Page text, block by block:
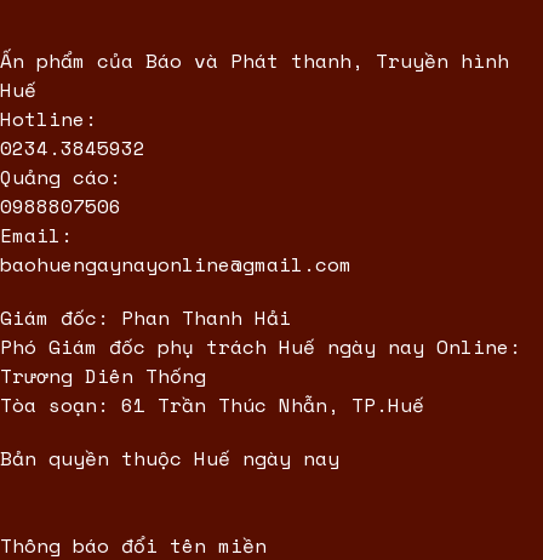
Ấn phẩm của Báo và Phát thanh, Truyền hình
Huế
Hotline:
0234.3845932
Quảng cáo:
0988807506
Email:
baohuengaynayonline@gmail.com
Giám đốc: Phan Thanh Hải
Phó Giám đốc phụ trách Huế ngày nay Online:
Trương Diên Thống
Tòa soạn: 61 Trần Thúc Nhẫn, TP.Huế
Bản quyền thuộc Huế ngày nay
Thông báo đổi tên miền